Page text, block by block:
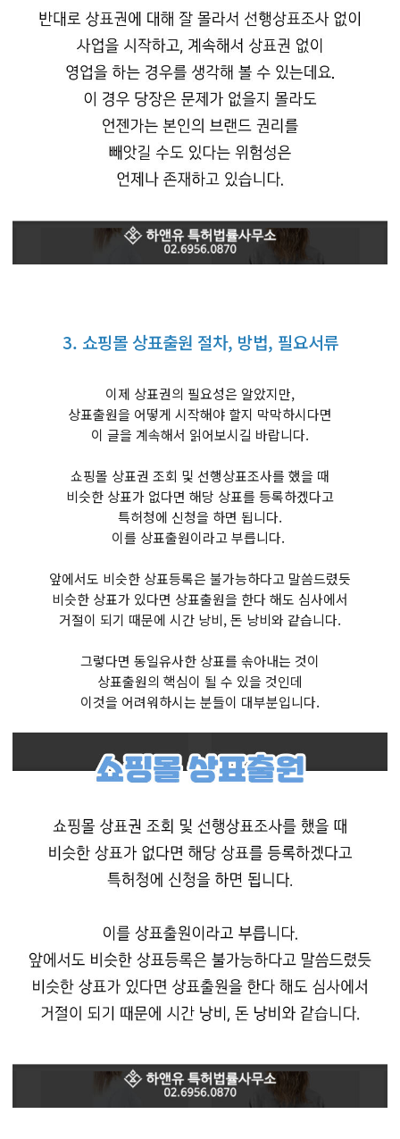
3. 쇼핑몰 상표출원 절차, 방법, 필요서류
이제 상표권의 필요성은 알았지만,
상표출원을 어떻게 시작해야 할지 막막하시다면
이 글을 계속해서 읽어보시길 바랍니다.
쇼핑몰 상표권 조회 및 선행상표조사를 했을 때
비슷한 상표가 없다면 해당 상표를 등록하겠다고
특허청에 신청을 하면 됩니다.
이를 상표출원이라고 부릅니다.
앞에서도 비슷한 상표등록은 불가능하다고 말씀드렸듯
비슷한 상표가 있다면 상표출원을 한다 해도 심사에서
거절이 되기 때문에 시간 낭비, 돈 낭비와 같습니다.
그렇다면 동일유사한 상표를 솎아내는 것이
상표출원의 핵심이 될 수 있을 것인데
이것을 어려워하시는 분들이 대부분입니다.